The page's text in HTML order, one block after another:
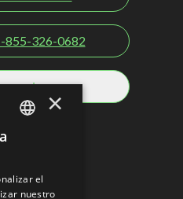
855-326-0682
y regiones
×
el
nuestro